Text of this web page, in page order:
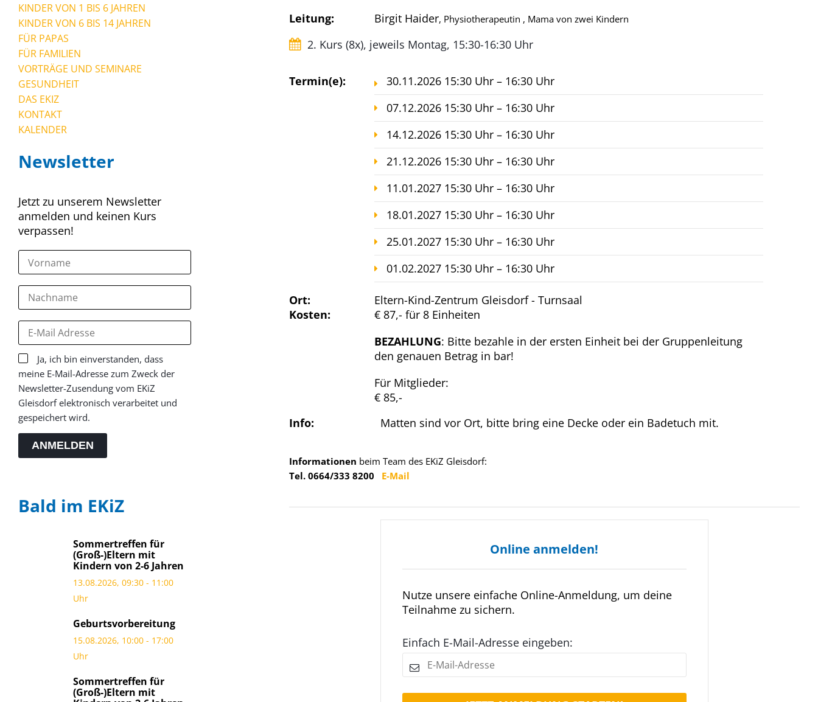
KINDER VON 1 BIS 6 JAHREN
KINDER VON 6 BIS 14 JAHREN
FÜR PAPAS
FÜR FAMILIEN
VORTRÄGE UND SEMINARE
GESUNDHEIT
DAS EKIZ
KONTAKT
KALENDER
Newsletter
Jetzt zu unserem Newsletter
anmelden und keinen Kurs
verpassen!
Ja, ich bin einverstanden, dass
meine E-Mail-Adresse zum Zweck der
Newsletter-Zusendung vom EKiZ
Gleisdorf elektronisch verarbeitet und
gespeichert wird.
ANMELDEN
Bald im EKiZ
Sommertreffen für
(Groß-)Eltern mit
Kindern von 2-6 Jahren
13.08.2026, 09:30 - 11:00
Uhr
Geburtsvorbereitung
15.08.2026, 10:00 - 17:00
Uhr
Sommertreffen für
(Groß-)Eltern mit
Leitung:
Birgit Haider, Physiotherapeutin , Mama von zwei Kindern
2. Kurs (8x), jeweils Montag, 15:30-16:30 Uhr
Termin(e):
30.11.2026 15:30 Uhr – 16:30 Uhr
07.12.2026 15:30 Uhr – 16:30 Uhr
14.12.2026 15:30 Uhr – 16:30 Uhr
21.12.2026 15:30 Uhr – 16:30 Uhr
11.01.2027 15:30 Uhr – 16:30 Uhr
18.01.2027 15:30 Uhr – 16:30 Uhr
25.01.2027 15:30 Uhr – 16:30 Uhr
01.02.2027 15:30 Uhr – 16:30 Uhr
Ort:
Eltern-Kind-Zentrum Gleisdorf - Turnsaal
Kosten:
€ 87,- für 8 Einheiten
BEZAHLUNG: Bitte bezahle in der ersten Einheit bei der Gruppenleitung
den genauen Betrag in bar!
Für Mitglieder:
€ 85,-
Info:
Matten sind vor Ort, bitte bring eine Decke oder ein Badetuch mit.
Informationen beim Team des EKiZ Gleisdorf:
Tel. 0664/333 8200 E-Mail
Online anmelden!
Nutze unsere einfache Online-Anmeldung, um deine
Teilnahme zu sichern.
Einfach E-Mail-Adresse eingeben: